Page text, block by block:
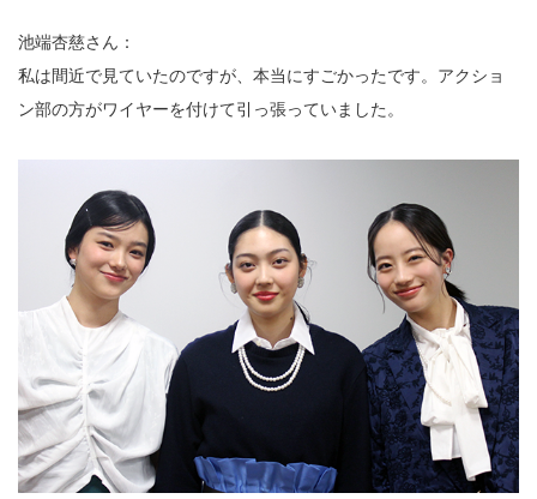
池端杏慈さん：
私は間近で見ていたのですが、本当にすごかったです。アクショ
ン部の方がワイヤーを付けて引っ張っていました。